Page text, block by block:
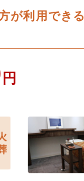
が利用できる
円